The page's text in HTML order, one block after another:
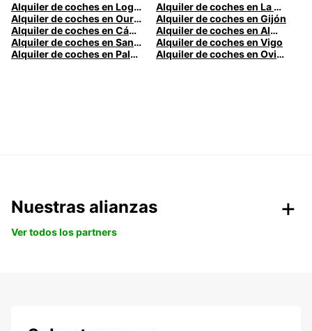
Alquiler de coches en Logroño
Alquiler de coches en La Coruña
Alquiler de coches en Ourense
Alquiler de coches en Gijón
Alquiler de coches en Cádiz
Alquiler de coches en Almería
Alquiler de coches en Santander
Alquiler de coches en Vigo
Alquiler de coches en Palma
Alquiler de coches en Oviedo
Nuestras alianzas
Ver todos los partners